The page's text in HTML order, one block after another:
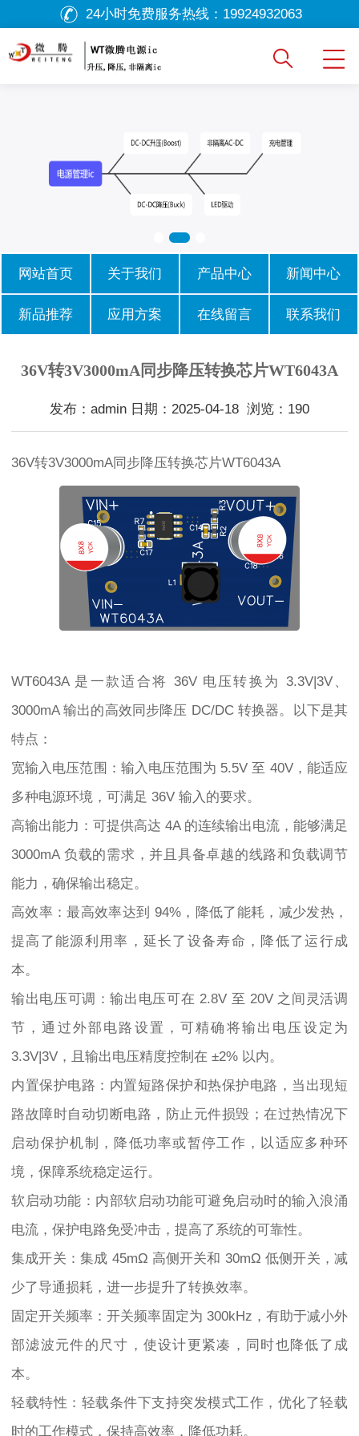
24小时免费服务热线： 19924932063
网站首页 关于我们 产品中心 新闻中心
新品推荐 应用方案 在线留言 联系我们
36V转3V3000mA同步降压转换芯片WT6043A
发布：admin 日期：2025-04-18 浏览：190
36V转3V3000mA同步降压转换芯片WT6043A
WT6043A 是一款适合将 36V 电压转换为 3.3V|3V、
3000mA 输出的高效同步降压 DC/DC 转换器。以下是其
特点：
宽输入电压范围：输入电压范围为 5.5V 至 40V，能适应
多种电源环境，可满足 36V 输入的要求。
高输出能力：可提供高达 4A 的连续输出电流，能够满足
3000mA 负载的需求，并且具备卓越的线路和负载调节
能力，确保输出稳定。
高效率：最高效率达到 94%，降低了能耗，减少发热，
提高了能源利用率，延长了设备寿命，降低了运行成
本。
输出电压可调：输出电压可在 2.8V 至 20V 之间灵活调
节，通过外部电路设置，可精确将输出电压设定为
3.3V|3V，且输出电压精度控制在 ±2% 以内。
内置保护电路：内置短路保护和热保护电路，当出现短
路故障时自动切断电路，防止元件损毁；在过热情况下
启动保护机制，降低功率或暂停工作，以适应多种环
境，保障系统稳定运行。
软启动功能：内部软启动功能可避免启动时的输入浪涌
电流，保护电路免受冲击，提高了系统的可靠性。
集成开关：集成 45mΩ 高侧开关和 30mΩ 低侧开关，减
少了导通损耗，进一步提升了转换效率。
固定开关频率：开关频率固定为 300kHz，有助于减小外
部滤波元件的尺寸，使设计更紧凑，同时也降低了成
本。
轻载特性：轻载条件下支持突发模式工作，优化了轻载
时的工作模式，保持高效率，降低功耗。